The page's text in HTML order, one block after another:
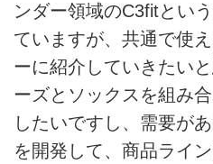
ンダー領域のC3fitとい
ていますが、共通で使
ーに紹介していきたい
ーズとソックスを組み
したいですし、需要が
を開発して、商品ライ